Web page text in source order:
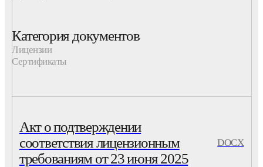
Категория документов
Лицензии
Сертификаты
Акт о подтверждении
соответствия лицензионным
требованиям от 23 июня 2025
DOCX